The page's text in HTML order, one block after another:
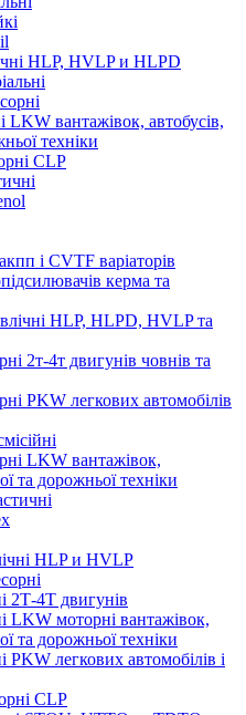
HLP, HVLP и HLPD
вантажівок, автобусів,
техніки
CLP
і CVTF варіаторів
керма та
HLP, HLPD, HVLP та
2т-4т двигунів човнів та
PKW легкових автомобілів
LKW вантажівок,
та дорожньої техніки
HLP и HVLP
2Т-4Т двигунів
LKW моторні вантажівок,
та дорожньої техніки
легкових автомобілів і
CLP